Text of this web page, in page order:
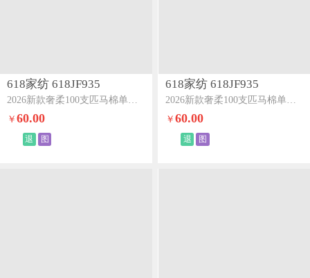
618家纺 618JF935
2026新款奢柔100支匹马棉单床单-海岛系列海岛粉
￥60.00
退 图
618家纺 618JF935
2026新款奢柔100支匹马棉单床单-海岛系列海岛蓝
￥ 60.00
退 图